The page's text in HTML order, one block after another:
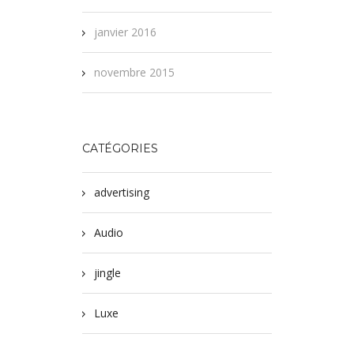
janvier 2016
novembre 2015
CATÉGORIES
advertising
Audio
jingle
Luxe